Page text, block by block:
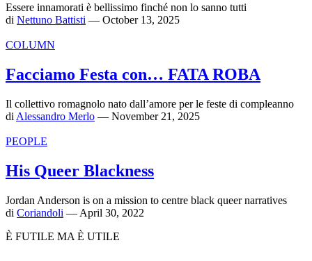
Essere innamorati è bellissimo finché non lo sanno tutti
di Nettuno Battisti — October 13, 2025
COLUMN
Facciamo Festa con… FATA ROBA
Il collettivo romagnolo nato dall’amore per le feste di compleanno
di Alessandro Merlo — November 21, 2025
PEOPLE
His Queer Blackness
Jordan Anderson is on a mission to centre black queer narratives
di Coriandoli — April 30, 2022
È FUTILE MA È UTILE